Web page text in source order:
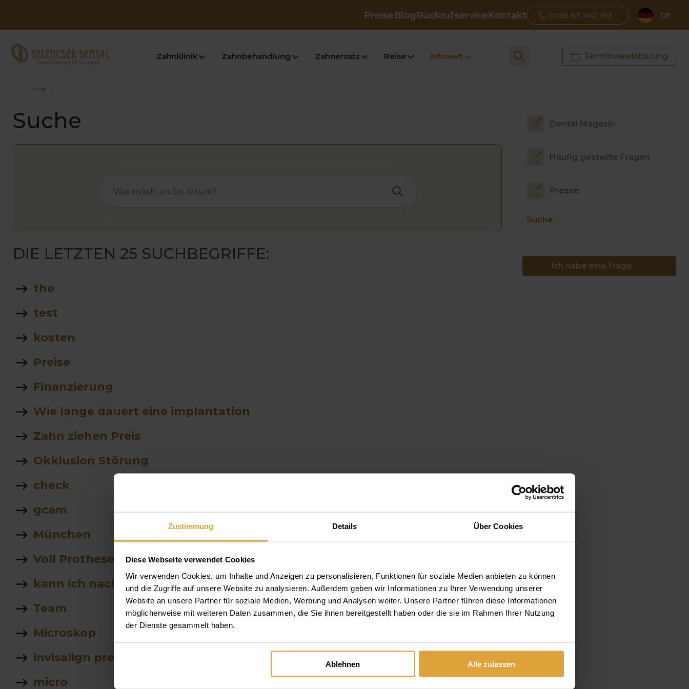
Zustimmung Details Über Cookies
Diese Webseite verwendet Cookies
Wir verwenden Cookies, um Inhalte und Anzeigen zu personalisieren, Funktionen für soziale Medien anbieten zu können
und die Zugriffe auf unsere Website zu analysieren. Außerdem geben wir Informationen zu Ihrer Verwendung unserer
Website an unsere Partner für soziale Medien, Werbung und Analysen weiter. Unsere Partner führen diese Informationen
möglicherweise mit weiteren Daten zusammen, die Sie ihnen bereitgestellt haben oder die sie im Rahmen Ihrer Nutzung
der Dienste gesammelt haben.
Ablehnen Alle zulassen
PreiseBlogRückrufserviceKontakt 0036 83 340 183 DE
Zahnklinik Zahnbehandlung Zahnersatz Reise Infowelt Terminvereinbarung
Home ›
Suche
DIE LETZTEN 25 SUCHBEGRIFFE:
the
test
kosten
Preise
Finanzierung
Wie lange dauert eine implantation
Zahn ziehen Preis
Okklusion Störung
check
gcam
München
Voll Prothese
kann ich nach Implantatbehandlung auto fahren
Team
Microskop
invisalign preis
micro
Dental Magazin
Häufig gestellte Fragen
Presse
Suche
Ich habe eine Frage